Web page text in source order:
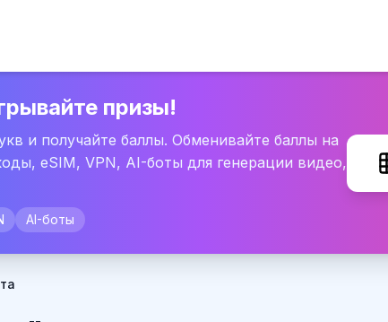
призы!
и получайте баллы. Обменивайте баллы на
eSIM, VPN, AI-боты для генерации видео,
AI-боты